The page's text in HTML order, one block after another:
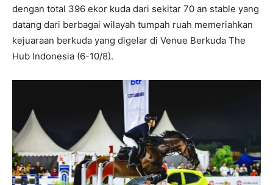
dengan total 396 ekor kuda dari sekitar 70 an stable yang
datang dari berbagai wilayah tumpah ruah memeriahkan
kejuaraan berkuda yang digelar di Venue Berkuda The
Hub Indonesia (6-10/8).